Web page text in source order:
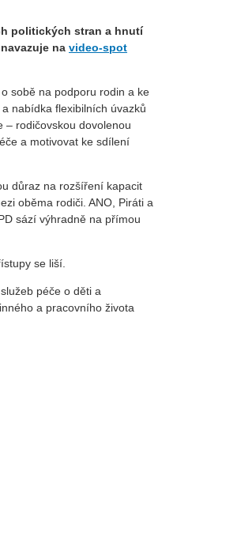
politických stran a hnutí
na video-spot
sobě na podporu rodin a ke
nabídka flexibilních úvazků
– rodičovskou dovolenou
a motivovat ke sdílení
důraz na rozšíření kapacit
oběma rodiči. ANO, Piráti a
sází výhradně na přímou
se liší.
péče o děti a
a pracovního života